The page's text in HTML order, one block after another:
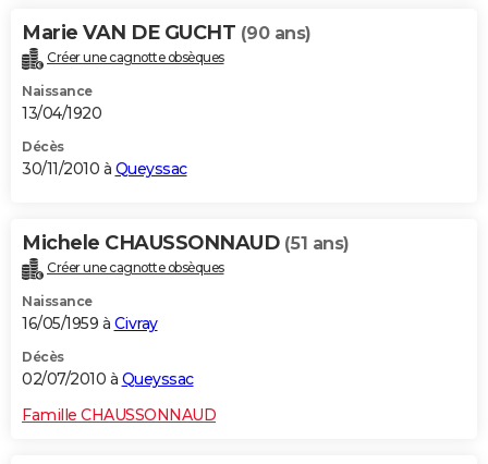
Marie VAN DE GUCHT (90 ans)
Créer une cagnotte obsèques
Naissance
13/04/1920
Décès
30/11/2010 à Queyssac
Michele CHAUSSONNAUD (51 ans)
Créer une cagnotte obsèques
Naissance
16/05/1959 à Civray
Décès
02/07/2010 à Queyssac
Famille CHAUSSONNAUD